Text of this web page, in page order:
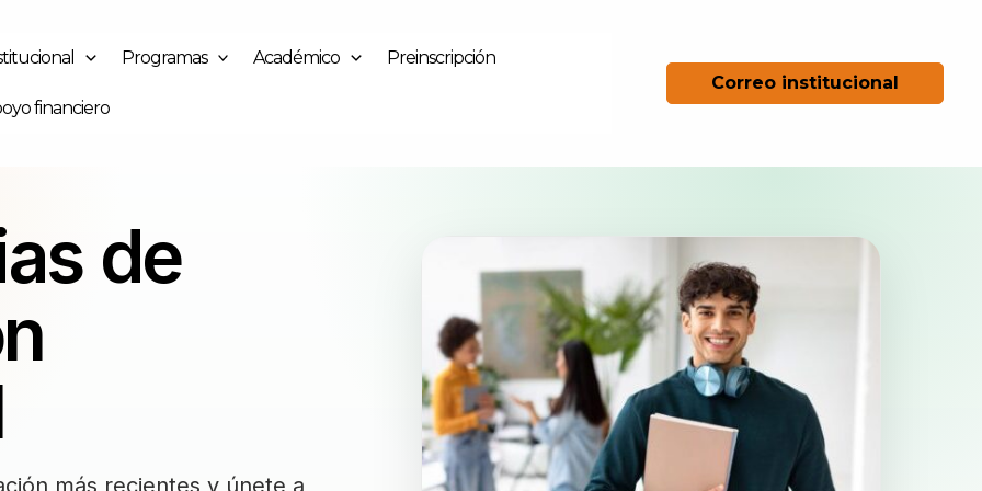
Programas Académico Preinscripción
financiero
Correo institucional
de
más recientes y únete a